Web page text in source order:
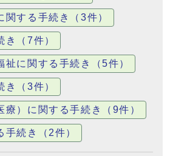
関する手続き（3件）
き（7件）
祉に関する手続き（5件）
き（3件）
療）に関する手続き（9件）
手続き（2件）